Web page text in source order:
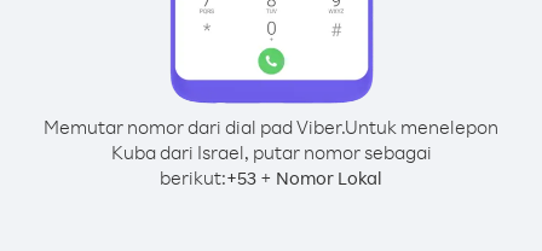
Memutar nomor dari dial pad Viber.Untuk menelepon
Kuba dari Israel, putar nomor sebagai
berikut:+53 + Nomor Lokal